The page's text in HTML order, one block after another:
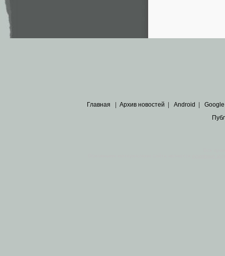
Главная Архив новостей Android Google